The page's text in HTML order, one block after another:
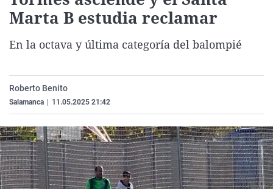
Como el perro y el
Equipo de
Operación Viuda
La Rioja
Navarra
Elecciones
Marta B estudia reclamar
En la octava y última categoría del balompié
Roberto Benito
Salamanca 11.05.2025 21:42